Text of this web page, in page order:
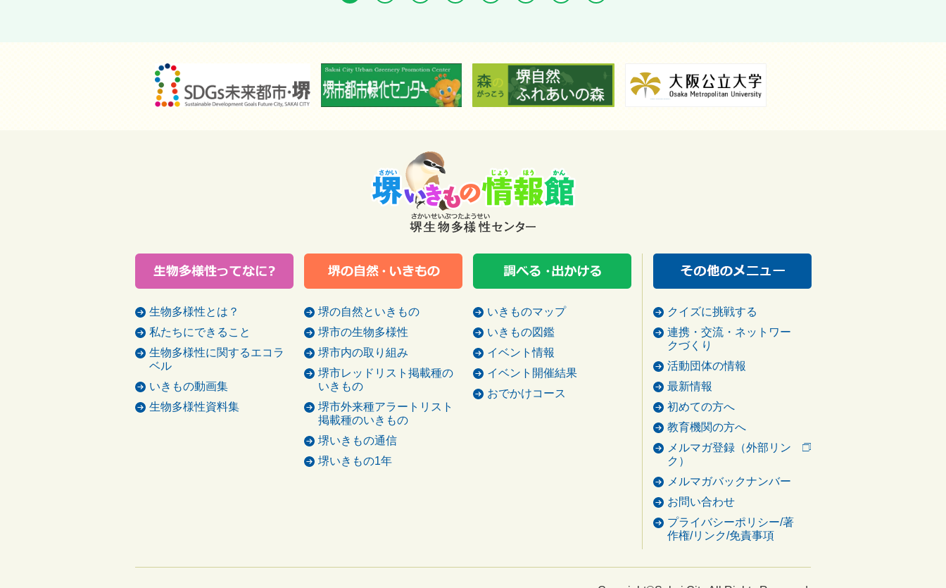
生物多様性とは？
私たちにできること
生物多様性に関するエコラ
ベル
いきもの動画集
生物多様性資料集
堺の自然といきもの
堺市の生物多様性
堺市内の取り組み
堺市レッドリスト掲載種の
いきもの
堺市外来種アラートリスト
掲載種のいきもの
堺いきもの通信
堺いきもの1年
いきものマップ
いきもの図鑑
イベント情報
イベント開催結果
おでかけコース
クイズに挑戦する
連携・交流・ネットワー
クづくり
活動団体の情報
最新情報
初めての方へ
教育機関の方へ
メルマガ登録（外部リン
ク）
メルマガバックナンバー
お問い合わせ
プライバシーポリシー/著
作権/リンク/免責事項